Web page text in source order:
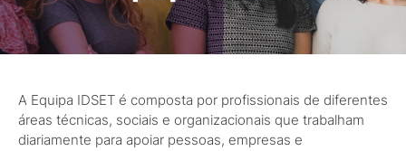
A Equipa IDSET é composta por profissionais de diferentes
áreas técnicas, sociais e organizacionais que trabalham
diariamente para apoiar pessoas, empresas e